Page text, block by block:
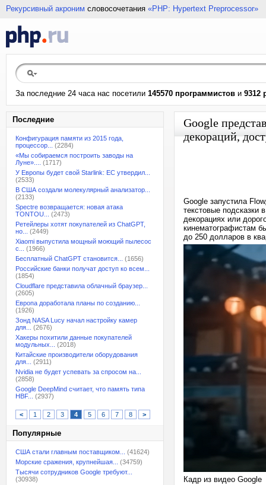
Рекурсивный акроним словосочетания «PHP: Hypertext Preprocessor»
За последние 24 часа нас посетили 145570 программистов и 9312
Последние
Конфигурация памяти из 2015 года,
процессор...
(2284)
«Мы собираемся построить заводы на
Луне»....
(1717)
У Европы будет свой Starlink: ЕС утвердил...
(2533)
В США создали молекулярный анализатор...
(2133)
Spectre возвращается: новая атака
TONTOU...
(2473)
Ретейлеры хотят покупателей из ChatGPT,
но...
(2449)
Xiaomi выпустила мощный моющий пылесос
с...
(1966)
Бесплатный ChatGPT становится...
(1656)
Российские банки получат доступ ко всем...
(1854)
Cloudflare представила облачный браузер...
(2605)
Европа доработала планы по созданию...
(1926)
Зонд NASA Lucy начал настройку камер
для...
(2676)
Хакеры похитили данные покупателей
модульных...
(2018)
Китайские производители оборудования
для...
(2911)
Nvidia не будет успевать за спросом на...
(2858)
Google DeepMind считает, что память типа
HBF...
(2937)
< 1 2 3 4 5 6 7 8 >
Популярные
США стали главным поставщиком...
(41624)
Морские сражения, крупнейшая...
(34759)
Тысячи сотрудников Google требуют...
(30938)
Google
декораций,
Google запустила
текстовые подсказки
декорациях или
кинематографистам
до 250 долларов в
Кадр из видео Google